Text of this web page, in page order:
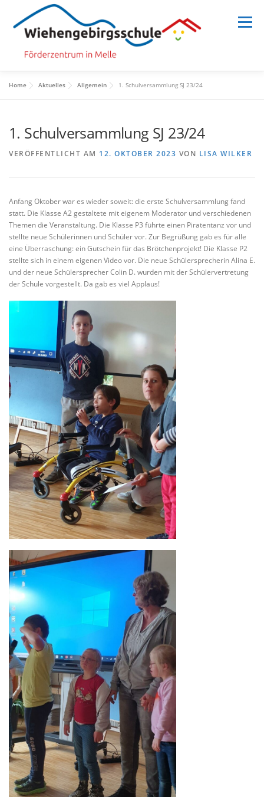
springen
Menü
MENSCHEN INFORMATION
Home Aktuelles Allgemein 1. Schulversammlung SJ 23/24
1. Schulversammlung SJ 23/24
VERÖFFENTLICHT AM 12. OKTOBER 2023 VON LISA WILKER
Anfang Oktober war es wieder soweit: die erste Schulversammlung fand
statt. Die Klasse A2 gestaltete mit eigenem Moderator und verschiedenen
Themen die Veranstaltung. Die Klasse P3 führte einen Piratentanz vor und
stellte neue Schülerinnen und Schüler vor. Zur Begrüßung gab es für alle
eine Überraschung: ein Gutschein für das Brötchenprojekt! Die Klasse P2
stellte sich in einem eigenen Video vor. Die neue Schülersprecherin Alina E.
und der neue Schülersprecher Colin D. wurden mit der Schülervertretung
der Schule vorgestellt. Da gab es viel Applaus!